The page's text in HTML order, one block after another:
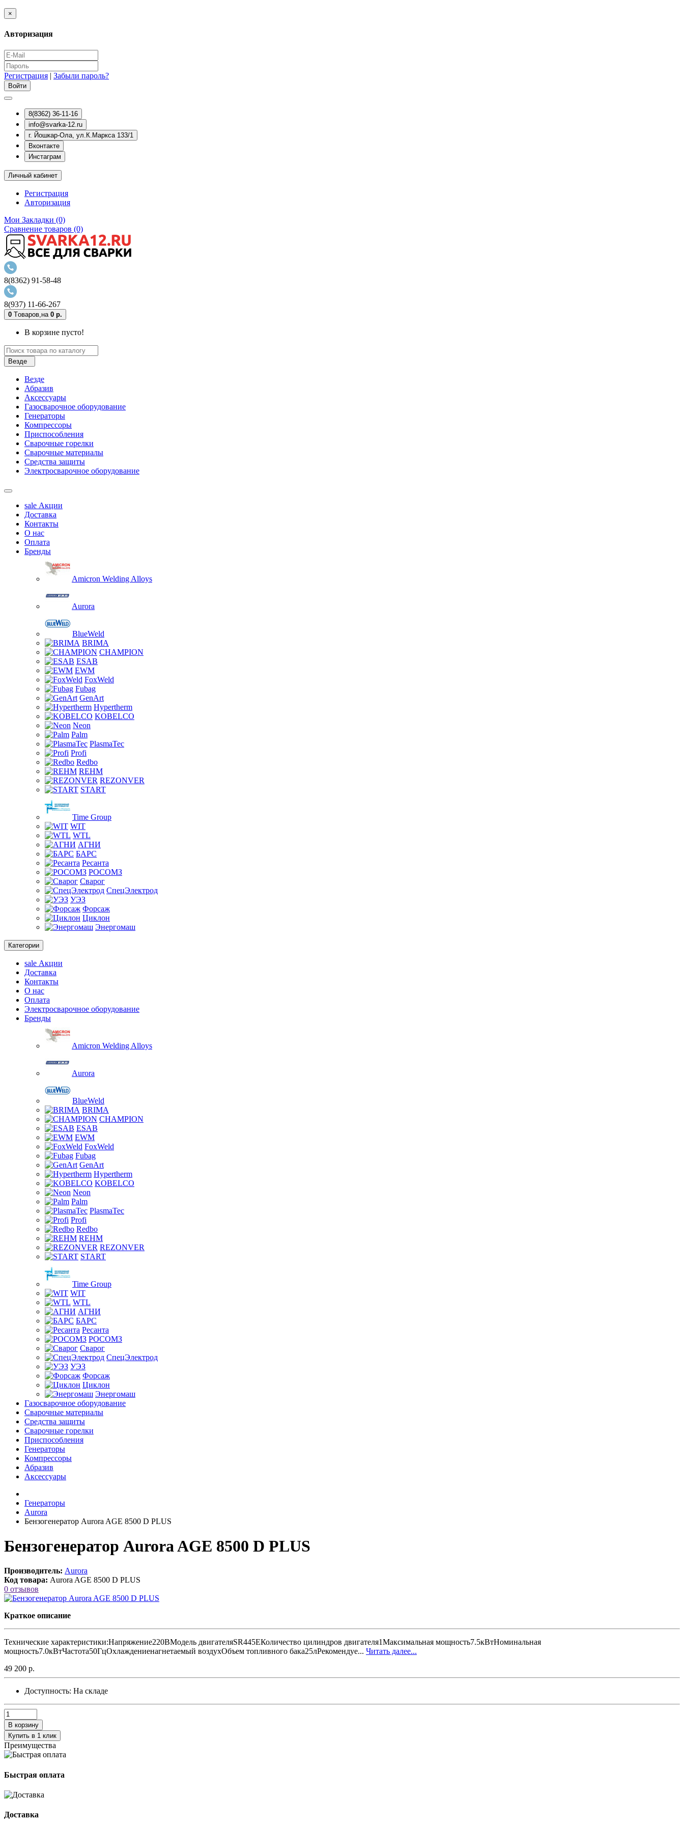
×
Авторизация
Регистрация | Забыли пароль?
8(8362) 36-11-16
info@svarka-12.ru
г. Йошкар-Ола, ул.К.Маркса 133/1
Вконтакте
Инстаграм
Личный кабинет
Регистрация
Авторизация
Мои Закладки (0)
Сравнение товаров (0)
8(8362) 91-58-48
8(937) 11-66-267
0 Tоваров, на 0 р.
В корзине пусто!
Везде
Везде
Абразив
Аксессуары
Газосварочное оборудование
Генераторы
Компрессоры
Приспособления
Сварочные горелки
Сварочные материалы
Средства защиты
Электросварочное оборудование
sale Акции
Доставка
Контакты
О нас
Оплата
Бренды
Amicron Welding Alloys
Aurora
BlueWeld
BRIMA
CHAMPION
ESAB
EWM
FoxWeld
Fubag
GenArt
Hypertherm
KOBELCO
Neon
Palm
PlasmaTec
Profi
Redbo
REHM
REZONVER
START
Time Group
WIT
WTL
АГНИ
БАРС
Ресанта
РОСОМЗ
Сварог
СпецЭлектрод
УЭЗ
Форсаж
Циклон
Энергомаш
Категории
sale Акции
Доставка
Контакты
О нас
Оплата
Электросварочное оборудование
Бренды
Amicron Welding Alloys
Aurora
BlueWeld
BRIMA
CHAMPION
ESAB
EWM
FoxWeld
Fubag
GenArt
Hypertherm
KOBELCO
Neon
Palm
PlasmaTec
Profi
Redbo
REHM
REZONVER
START
Time Group
WIT
WTL
АГНИ
БАРС
Ресанта
РОСОМЗ
Сварог
СпецЭлектрод
УЭЗ
Форсаж
Циклон
Энергомаш
Газосварочное оборудование
Сварочные материалы
Средства защиты
Сварочные горелки
Приспособления
Генераторы
Компрессоры
Абразив
Аксессуары
Генераторы
Aurora
Бензогенератор Aurora AGE 8500 D PLUS
Бензогенератор Aurora AGE 8500 D PLUS
Производитель: Aurora
Код товара: Aurora AGE 8500 D PLUS
0 отзывов
Краткое описание
Технические характеристики:Напряжение220ВМодель двигателяSR445EКоличество цилиндров двигателя1Максимальная мощность7.5кВтНоминальная
мощность7.0кВтЧастота50ГцОхлаждениенагнетаемый воздухОбъем топливного бака25лРекомендуе... Читать далее...
49 200 р.
Доступность: На складе
В корзину
Купить в 1 клик
Преимущества
Быстрая оплата
Доставка